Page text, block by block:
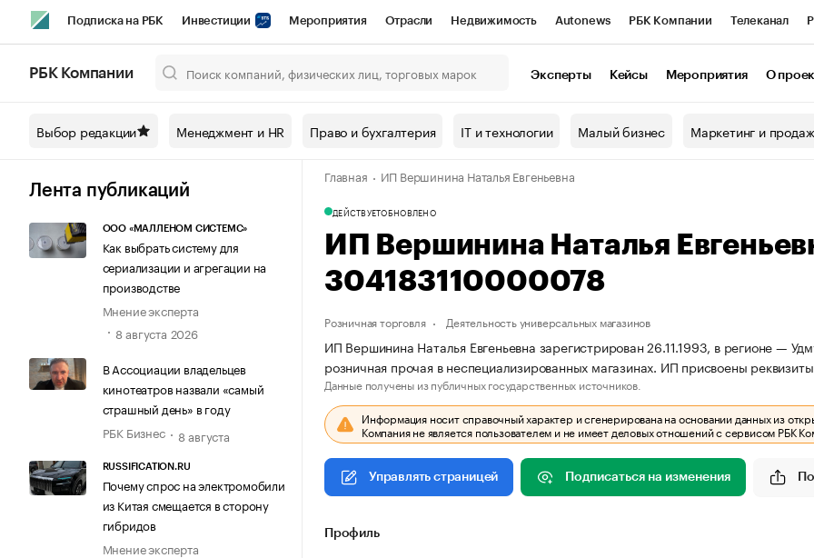
Подписка на РБК Инвестиции Мероприятия Отрасли Недвижимость Autonews РБК Компании Телеканал
Спецпроекты СПб Конференции СПб Спецпроекты Проверка контрагентов
Технологии и медиа Рынок наличной валюты
РБК Компании Эксперты Кейсы Мероприятия О
Выбор редакции Менеджмент и HR Право и бухгалтерия IT и технологии Малый бизнес Маркетинг и
Лента публикаций
ООО «МАЛЛЕНОМ СИСТЕМС»
Как выбрать систему для
сериализации и агрегации на
производстве
Мнение эксперта
8 августа 2026
В Ассоциации владельцев
кинотеатров назвали «самый
страшный день» в году
РБК Бизнес
8 августа
RUSSIFICATION.RU
Почему спрос на электромобили
из Китая смещается в сторону
гибридов
Мнение эксперта
Главная ИП Вершинина Наталья Евгеньевна
ДЕЙСТВУЕТОБНОВЛЕНО
ИП Вершинина Наталья
304183110000078
Розничная торговля Деятельность универсальных магазинов
ИП Вершинина Наталья Евгеньевна зарегистрирован 26.11.1993, в регионе —
розничная прочая в неспециализированных магазинах. ИП присвоены
Данные получены из публичных государственных источников.
Информация носит справочный характер и сгенерирована на основании данных из
Компания не является пользователем и не имеет деловых отношений с сервисом РБК
Управлять страницей Подписаться на изменения
Профиль